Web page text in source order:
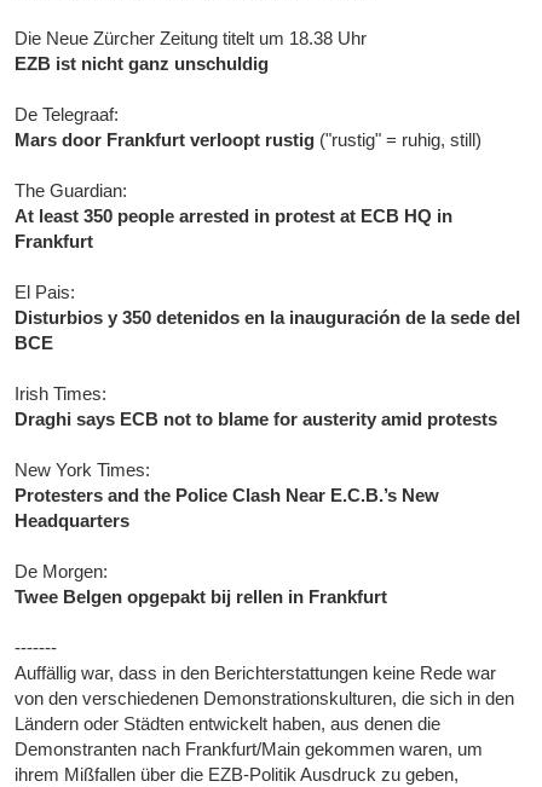
Die Neue Zürcher Zeitung titelt um 18.38 Uhr
EZB ist nicht ganz unschuldig
De Telegraaf:
Mars door Frankfurt verloopt rustig ("rustig" = ruhig, still)
The Guardian:
At least 350 people arrested in protest at ECB HQ in
Frankfurt
El Pais:
Disturbios y 350 detenidos en la inauguración de la sede del
BCE
Irish Times:
Draghi says ECB not to blame for austerity amid protests
New York Times:
Protesters and the Police Clash Near E.C.B.’s New
Headquarters
De Morgen:
Twee Belgen opgepakt bij rellen in Frankfurt
-------
Auffällig war, dass in den Berichterstattungen keine Rede war
von den verschiedenen Demonstrationskulturen, die sich in den
Ländern oder Städten entwickelt haben, aus denen die
Demonstranten nach Frankfurt/Main gekommen waren, um
ihrem Mißfallen über die EZB-Politik Ausdruck zu geben,